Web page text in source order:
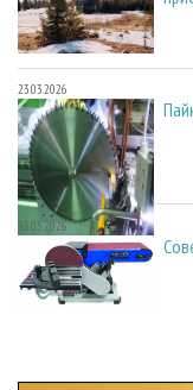
23.03.2026
23.03.2026